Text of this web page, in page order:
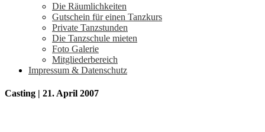
Die Räumlichkeiten
Gutschein für einen Tanzkurs
Private Tanzstunden
Die Tanzschule mieten
Foto Galerie
Mitgliederbereich
Impressum & Datenschutz
Casting | 21. April 2007